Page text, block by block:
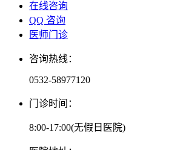
在线咨询
QQ 咨询
医师门诊
咨询热线：
0532-58977120
门诊时间：
8:00-17:00(无假日医院)